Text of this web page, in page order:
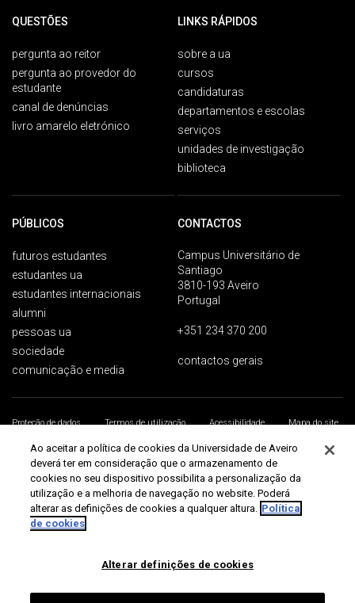
QUESTÕES
pergunta ao reitor
pergunta ao provedor do
estudante
canal de denúncias
livro amarelo eletrónico
LINKS RÁPIDOS
sobre a ua
cursos
candidaturas
departamentos e escolas
serviços
unidades de investigação
biblioteca
PÚBLICOS
futuros estudantes
estudantes ua
estudantes internacionais
alumni
pessoas ua
sociedade
comunicação e media
CONTACTOS
Campus Universitário de
Santiago
3810-193 Aveiro
Portugal
+351 234 370 200
contactos gerais
Proteção de dados Termos de utilização Acessibilidade
Mapa do site
Universidade de Aveiro 2026
Ao aceitar a política de cookies da Universidade de Aveiro
deverá ter em consideração que o armazenamento de
cookies no seu dispositivo possibilita a personalização da
utilização e a melhoria de navegação no website. Poderá
alterar as definições de cookies a qualquer altura. Política
de cookies
Alterar definições de cookies